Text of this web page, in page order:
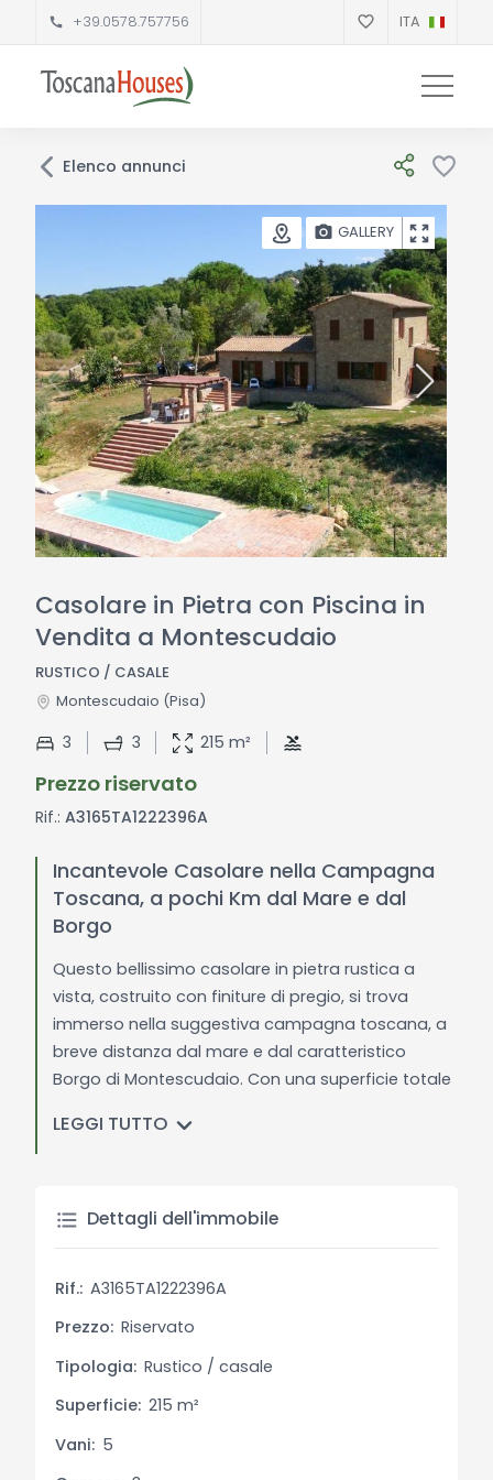
+39.0578.757756 ITA
Elenco annunci
GALLERY
Casolare in Pietra con Piscina in
Vendita a Montescudaio
Montescudaio (Pisa)
RUSTICO / CASALE
Prezzo riservato
Rif.: A3165TA1222396A
3 3 215 m²
Incantevole Casolare nella Campagna
Toscana, a pochi Km dal Mare e dal
Borgo
Questo bellissimo casolare in pietra rustica a
vista, costruito con finiture di pregio, si trova
immerso nella suggestiva campagna toscana, a
breve distanza dal mare e dal caratteristico
Borgo di Montescudaio. Con una superficie totale
dispensa, una camera da letto, un disimpegno,
due bagni e un ampio pergolato ideale per
camere da letto, un disimpegno e un bagno.
La proprietà è circondata da 1,4 ettari di terreno
coltivabile e dispone di una bellissima piscina,
perfetta per rinfrescarsi durante le calde giornate
estive.
LEGGI TUTTO
Dettagli dell'immobile
Rif.: A3165TA1222396A
Prezzo: Riservato
Tipologia: Rustico / casale
Superficie: 215 m²
Vani: 5